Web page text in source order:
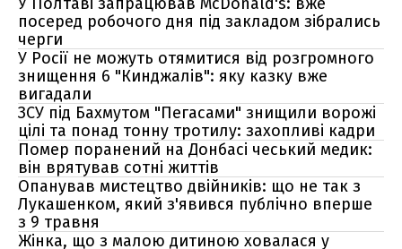
посеред робочого дня під закладом зібрались
черги
У Росії не можуть отямитися від розгромного
знищення 6 "Кинджалів": яку казку вже
вигадали
ЗСУ під Бахмутом "Пегасами" знищили ворожі
цілі та понад тонну тротилу: захопливі кадри
Помер поранений на Донбасі чеський медик:
він врятував сотні життів
Опанував мистецтво двійників: що не так з
Лукашенком, який з'явився публічно вперше
з 9 травня
Жінка, що з малою дитиною ховалася у